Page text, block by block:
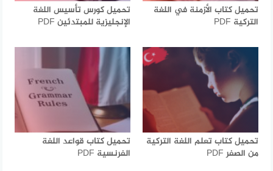
تحميل كتاب الأزمنة في اللغة
التركية PDF
تحميل كورس تأسيس اللغة
الإنجليزية للمبتدئين PDF
تحميل كتاب تعلم اللغة التركية
من الصفر PDF
تحميل كتاب قواعد اللغة
الفرنسية PDF